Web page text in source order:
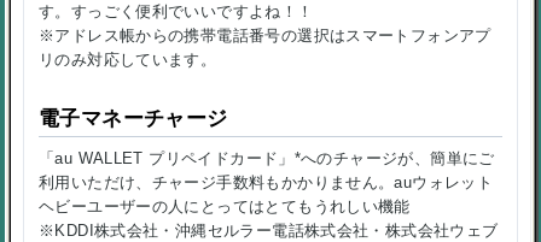
す。すっごく便利でいいですよね！！
※アドレス帳からの携帯電話番号の選択はスマートフォンアプ
リのみ対応しています。
電子マネーチャージ
「au WALLET プリペイドカード」*へのチャージが、簡単にご
利用いただけ、チャージ手数料もかかりません。auウォレット
ヘビーユーザーの人にとってはとてもうれしい機能
※KDDI株式会社・沖縄セルラー電話株式会社・株式会社ウェブ